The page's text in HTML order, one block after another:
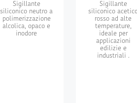
Sigillante
siliconico neutro a
polimerizzazione
alcolica, opaco e
inodore
Sigillante
siliconico
rosso ad alte
temperature,
ideale per
applicazioni
edilizie e
industriali .